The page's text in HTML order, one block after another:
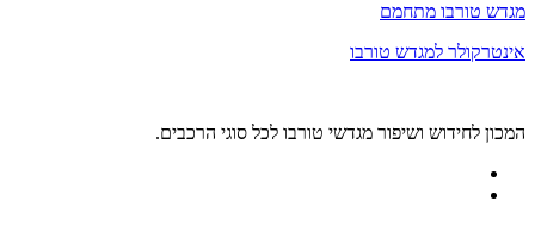
מגדש טורבו מתחמם
אינטרקולר למגדש טורבו
המכון לחידוש ושיפור מגדשי טורבו לכל סוגי הרכבים.